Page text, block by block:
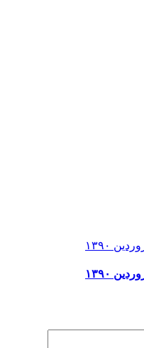
۱۳۹۰
۱۳۹۰